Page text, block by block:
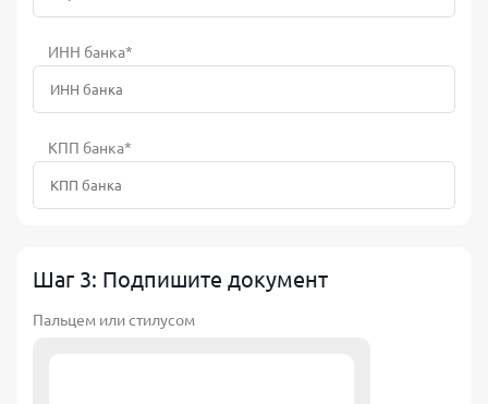
ИНН банка*
КПП банка*
Шаг 3: Подпишите документ
Пальцем или стилусом